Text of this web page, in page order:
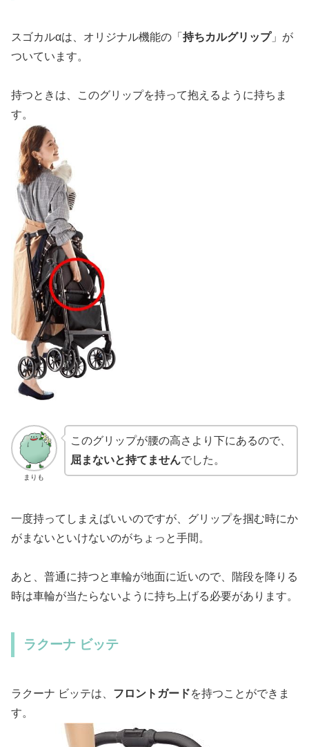
スゴカルαは、オリジナル機能の「 持ちカルグリップ」が
ついています。
持つときは、このグリップを持って抱えるように持ちま
す。
まりも
このグリップが腰の高さより下にあるので、
屈まないと持てませんでした。
一度持ってしまえばいいのですが、グリップを掴む時にか
がまないといけないのがちょっと手間。
あと、普通に持つと車輪が地面に近いので、階段を降りる
時は車輪が当たらないように持ち上げる必要があります。
ラクーナ ビッテ
ラクーナ ビッテは、 フロントガードを持つことができま
す。